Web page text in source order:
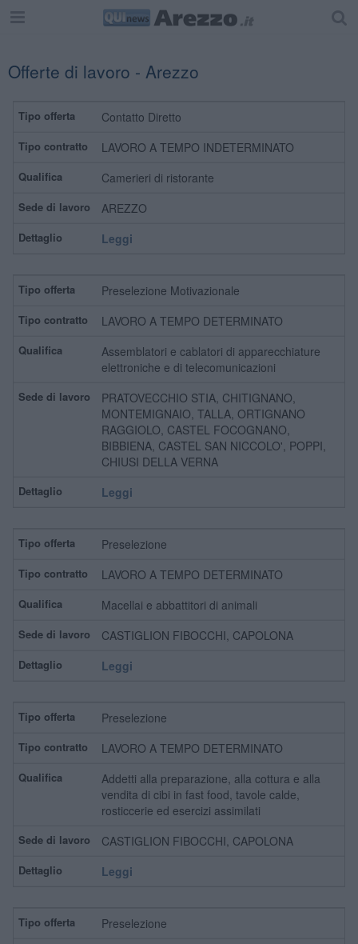
Offerte di lavoro - Arezzo
Contatto Diretto
LAVORO A TEMPO INDETERMINATO
Camerieri di ristorante
AREZZO
Leggi
Preselezione Motivazionale
LAVORO A TEMPO DETERMINATO
Assemblatori e cablatori di apparecchiature
elettroniche e di telecomunicazioni
PRATOVECCHIO STIA, CHITIGNANO,
MONTEMIGNAIO, TALLA, ORTIGNANO
RAGGIOLO, CASTEL FOCOGNANO,
BIBBIENA, CASTEL SAN NICCOLO', POPPI,
CHIUSI DELLA VERNA
Leggi
Preselezione
LAVORO A TEMPO DETERMINATO
Macellai e abbattitori di animali
CASTIGLION FIBOCCHI, CAPOLONA
Leggi
Preselezione
LAVORO A TEMPO DETERMINATO
Addetti alla preparazione, alla cottura e alla
vendita di cibi in fast food, tavole calde,
rosticcerie ed esercizi assimilati
CASTIGLION FIBOCCHI, CAPOLONA
Leggi
Preselezione